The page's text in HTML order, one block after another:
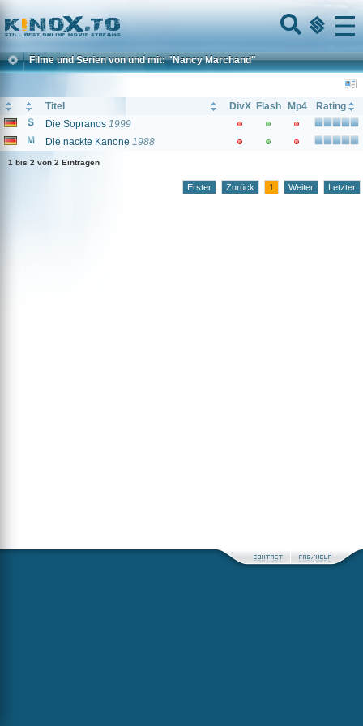
Home
Menu
Filme und Serien von und mit: "Nancy Marchand"
Titel DivX Flash Mp4
Rating
Die Sopranos 1999
Die nackte Kanone 1988
1 bis 2 von 2 Einträgen
Erster Zurück 1 Weiter Letzter